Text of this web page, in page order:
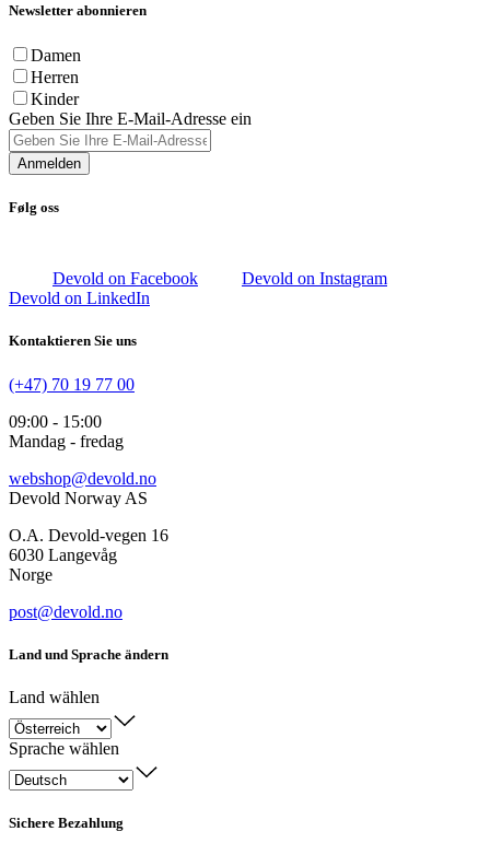
Newsletter abonnieren
Damen
Herren
Kinder
Geben Sie Ihre E-Mail-Adresse ein
Anmelden
Følg oss
Devold on Facebook
Devold on Instagram
Devold on LinkedIn
Kontaktieren Sie uns
(+47) 70 19 77 00
09:00 - 15:00
Mandag - fredag
webshop@devold.no
Devold Norway AS
O.A. Devold-vegen 16
6030 Langevåg
Norge
post@devold.no
Land und Sprache ändern
Land wählen
Sprache wählen
Sichere Bezahlung